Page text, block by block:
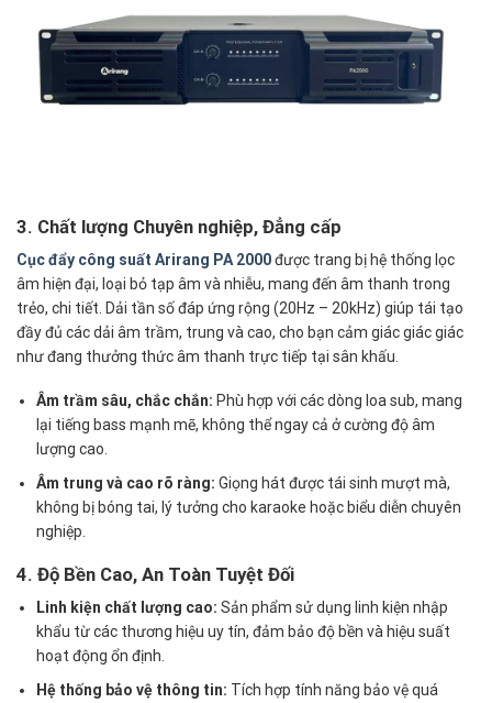
3. Chất lượng Chuyên nghiệp, Đẳng cấp
Cục đẩy công suất Arirang PA 2000được trang bị hệ thống lọc
âm hiện đại, loại bỏ tạp âm và nhiễu, mang đến âm thanh trong
trẻo, chi tiết. Dải tần số đáp ứng rộng (20Hz – 20kHz) giúp tái tạo
đầy đủ các dải âm trầm, trung và cao, cho bạn cảm giác giác giác
như đang thưởng thức âm thanh trực tiếp tại sân khấu.
Âm trầm sâu, chắc chắn: Phù hợp với các dòng loa sub, mang
lại tiếng bass mạnh mẽ, không thể ngay cả ở cường độ âm
lượng cao.
Âm trung và cao rõ ràng: Giọng hát được tái sinh mượt mà,
không bị bóng tai, lý tưởng cho karaoke hoặc biểu diễn chuyên
nghiệp.
4. Độ Bền Cao, An Toàn Tuyệt Đối
Linh kiện chất lượng cao: Sản phẩm sử dụng linh kiện nhập
khẩu từ các thương hiệu uy tín, đảm bảo độ bền và hiệu suất
hoạt động ổn định.
Hệ thống bảo vệ thông tin: Tích hợp tính năng bảo vệ quá